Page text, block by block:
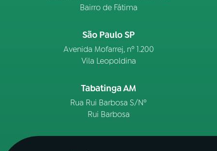
Bairro de Fátima
São Paulo SP
Avenida Mofarrej, nº 1.200
Vila Leopoldina
Tabatinga AM
Rua Rui Barbosa S/Nº
Rui Barbosa